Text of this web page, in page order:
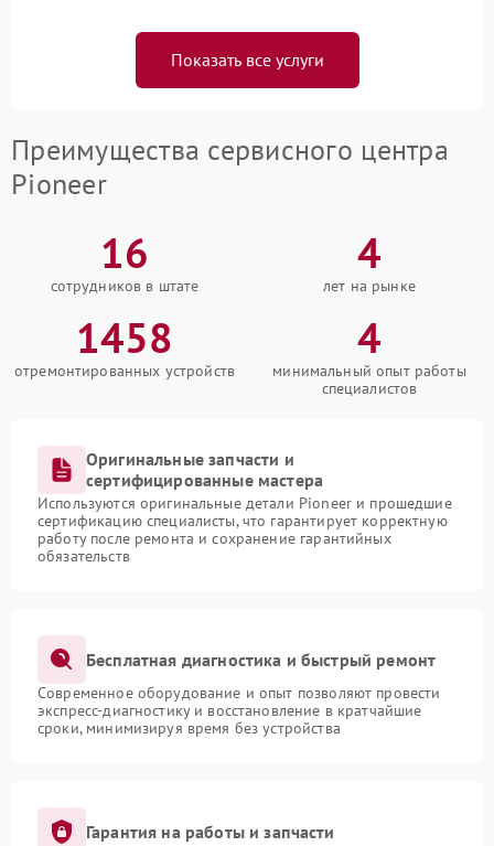
Показать все услуги
Преимущества сервисного центра
Pioneer
16
сотрудников в штате
4
лет на рынке
1458
отремонтированных устройств
4
минимальный опыт работы
специалистов
Оригинальные запчасти и
сертифицированные мастера
Используются оригинальные детали Pioneer и прошедшие
сертификацию специалисты, что гарантирует корректную
работу после ремонта и сохранение гарантийных
обязательств
Бесплатная диагностика и быстрый ремонт
Современное оборудование и опыт позволяют провести
экспресс-диагностику и восстановление в кратчайшие
сроки, минимизируя время без устройства
Гарантия на работы и запчасти